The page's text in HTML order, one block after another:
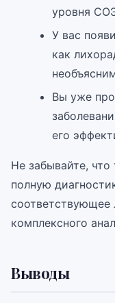
уровня
У вас
как
Вы уже
его
Не забывайте,
полную
соответствующее
комплексного
Выводы